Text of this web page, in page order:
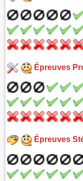
Épreuves
Épreuves